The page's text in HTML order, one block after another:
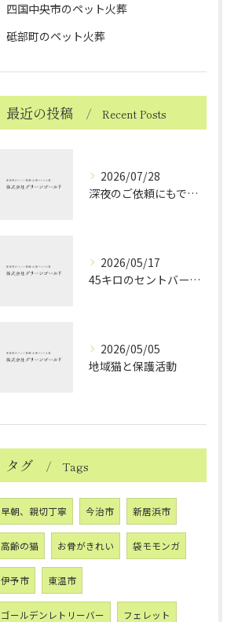
四国中央市のペット火葬
砥部町のペット火葬
最近の投稿 Recent Posts
2026/07/28
深夜のご依頼にもできる限り対応しております ～ハムスターちゃんのお見送り～
2026/05/17
45キロのセントバーナードちゃんのお見送り
2026/05/05
地域猫と保護活動
タグ Tags
早朝、親切丁寧 今治市 新居浜市
高齢の猫 お骨がきれい 袋モモンガ
伊予市 東温市
ゴールデンレトリーバー フェレット